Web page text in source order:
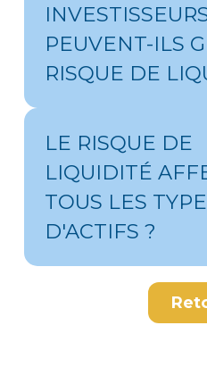
PEUVENT-ILS
RISQUE DE
LE RISQUE DE
LIQUIDITÉ
TOUS LES
D'ACTIFS ?